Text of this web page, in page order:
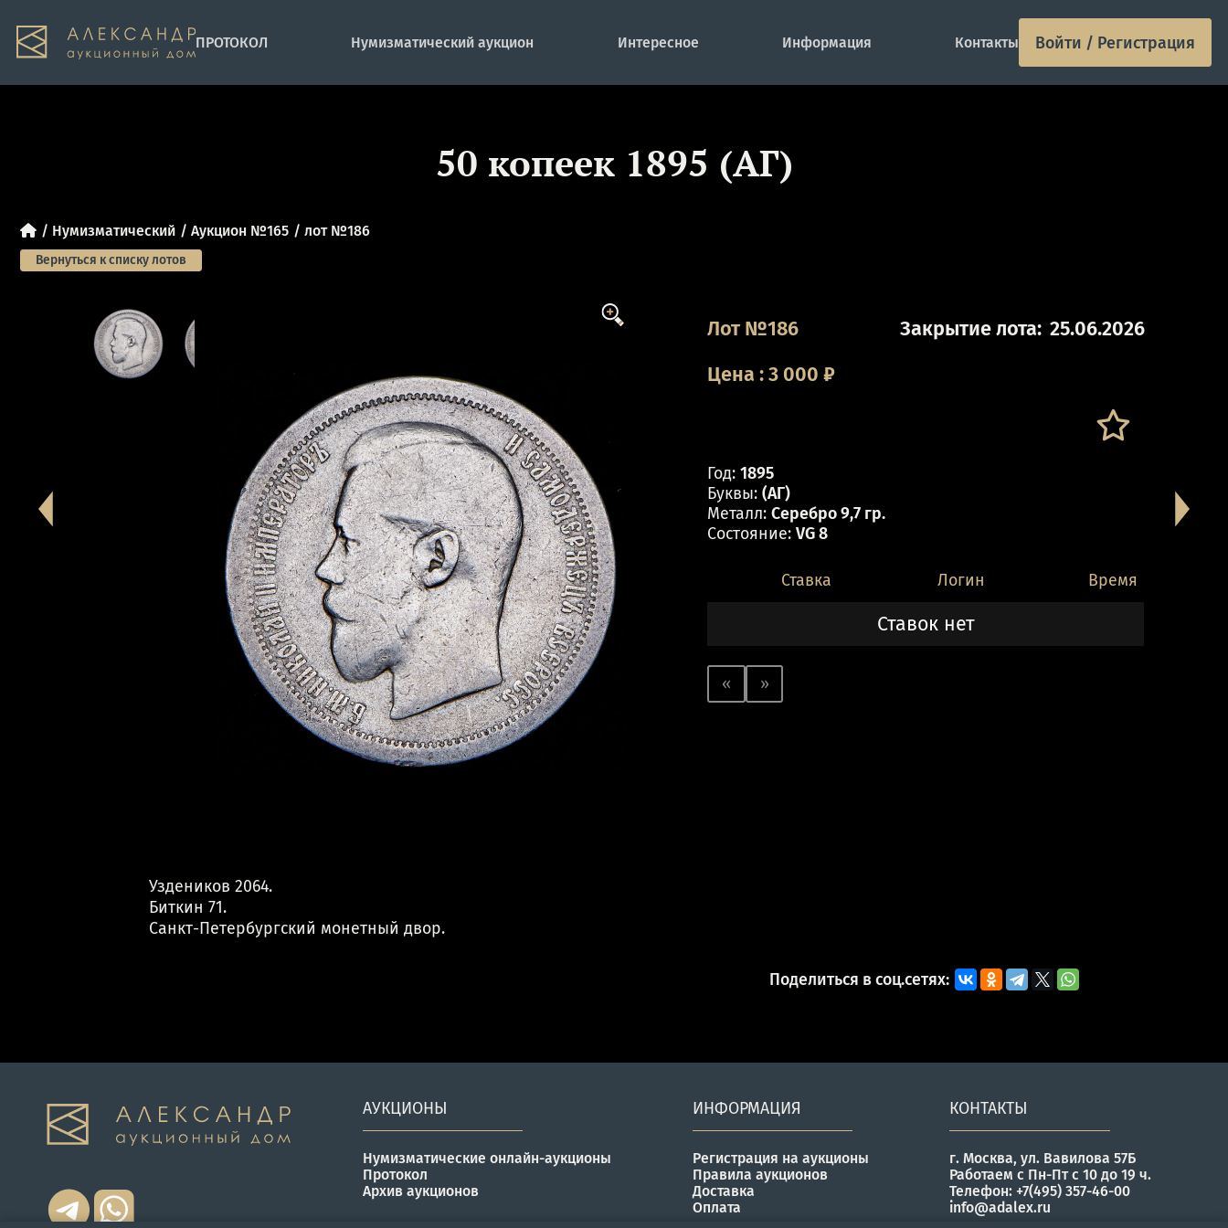
ПРОТОКОЛ Нумизматический аукцион Интересное Информация Контакты Войти / Регистрация
50 копеек 1895 (АГ)
Нумизматический Аукцион №165 лот №186
Вернуться к списку лотов
Лот №186 Закрытие лота: 25.06.2026
Цена:3 000 ₽
Год: 1895
Буквы: (АГ)
Металл: Серебро 9,7 гр.
Состояние: VG 8
Ставка Логин Время
Ставок нет
« »
Уздеников 2064.
Биткин 71.
Санкт-Петербургский монетный двор.
Поделиться в соц.сетях:
АУКЦИОНЫ
Нумизматические онлайн-аукционы
Протокол
Архив аукционов
ИНФОРМАЦИЯ
Регистрация на аукционы
Правила аукционов
Доставка
Оплата
КОНТАКТЫ
г. Москва, ул. Вавилова 57Б
Работаем с Пн-Пт с 10 до 19 ч.
Телефон: +7(495) 357-46-00
info@adalex.ru